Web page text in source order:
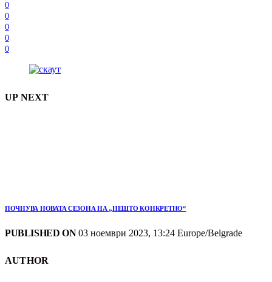
0
0
0
0
0
UP NEXT
ПОЧНУВА НОВАТА СЕЗОНА НА „НЕШТО КОНКРЕТНО“
PUBLISHED ON03 ноември 2023, 13:24 Europe/Belgrade
AUTHOR